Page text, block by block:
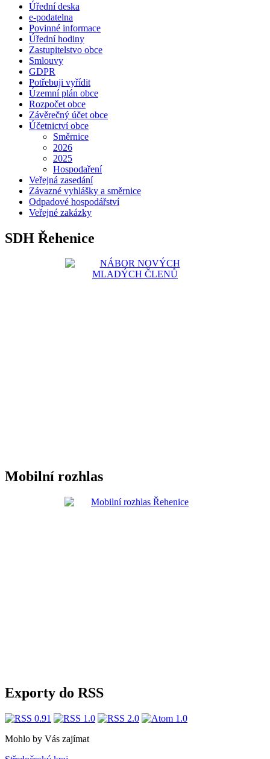
Úřední deska
e-podatelna
Povinné informace
Úřední hodiny
Zastupitelstvo obce
Smlouvy
GDPR
Potřebuji vyřídit
Územní plán obce
Rozpočet obce
Závěrečný účet obce
Účetnictví obce
Směrnice
2026
2025
Hospodaření
Veřejná zasedání
Závazné vyhlášky a směrnice
Odpadové hospodářství
Veřejné zakázky
SDH Řehenice
Mobilní rozhlas
Exporty do RSS
Mohlo by Vás zajímat